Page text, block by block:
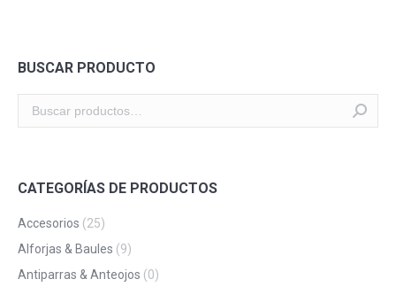
BUSCAR PRODUCTO
CATEGORÍAS DE PRODUCTOS
Accesorios (25)
Alforjas & Baules (9)
Antiparras & Anteojos (0)